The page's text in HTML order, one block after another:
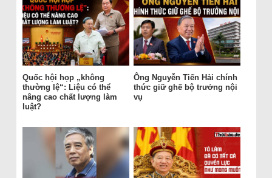
Quốc hội họp „không
thường lệ“: Liệu có thể
nâng cao chất lượng làm
luật?
Ông Nguyễn Tiến Hải chính
thức giữ ghế bộ trưởng nội
vụ